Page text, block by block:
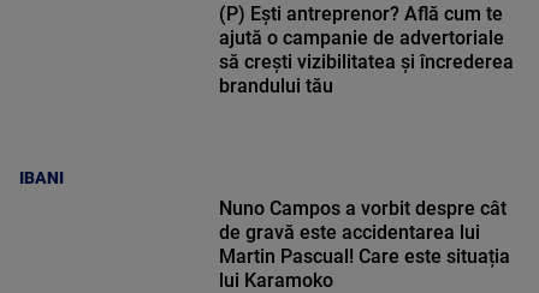
IBANI
(P) Ești antreprenor? Află cum te
ajută o campanie de advertoriale
să crești vizibilitatea și încrederea
brandului tău
Nuno Campos a vorbit despre cât
de gravă este accidentarea lui
Martin Pascual! Care este situația
lui Karamoko